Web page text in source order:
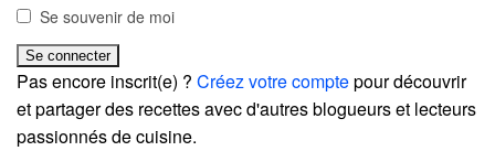
Se souvenir de moi
Pas encore inscrit(e) ? Créez votre comptepour découvrir
et partager des recettes avec d'autres blogueurs et lecteurs
passionnés de cuisine.